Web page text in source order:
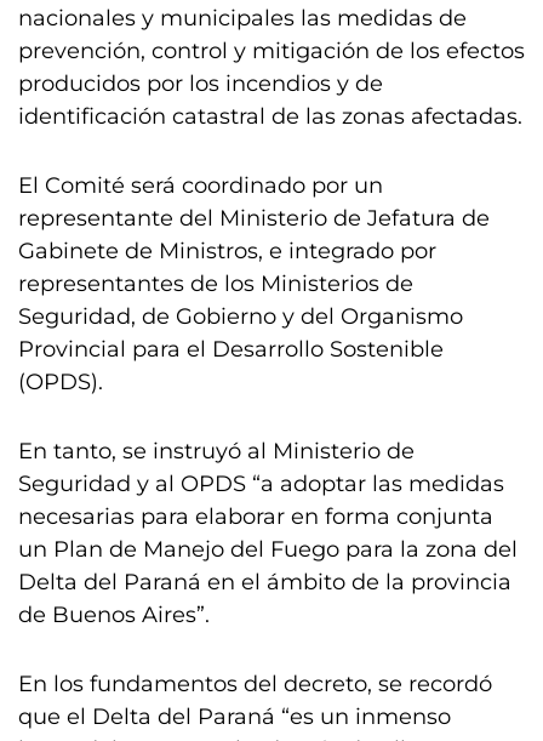
nacionales y municipales las medidas de
prevención, control y mitigación de los efectos
producidos por los incendios y de
identificación catastral de las zonas afectadas.
El Comité será coordinado por un
representante del Ministerio de Jefatura de
Gabinete de Ministros, e integrado por
representantes de los Ministerios de
Seguridad, de Gobierno y del Organismo
Provincial para el Desarrollo Sostenible
(OPDS).
En tanto, se instruyó al Ministerio de
Seguridad y al OPDS “a adoptar las medidas
necesarias para elaborar en forma conjunta
un Plan de Manejo del Fuego para la zona del
Delta del Paraná en el ámbito de la provincia
de Buenos Aires”.
En los fundamentos del decreto, se recordó
que el Delta del Paraná “es un inmenso